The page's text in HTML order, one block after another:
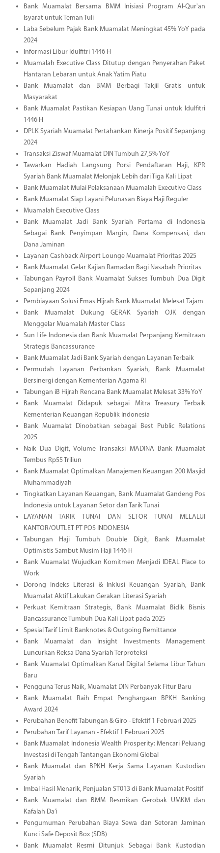
Bank Muamalat Bersama BMM Inisiasi Program Al-Qur'an
Isyarat untuk Teman Tuli
Laba Sebelum Pajak Bank Muamalat Meningkat 45% YoY pada
2024
Informasi Libur Idulfitri 1446 H
Muamalah Executive Class Ditutup dengan Penyerahan Paket
Hantaran Lebaran untuk Anak Yatim Piatu
Bank Muamalat dan BMM Berbagi Takjil Gratis untuk
Masyarakat
Bank Muamalat Pastikan Kesiapan Uang Tunai untuk Idulfitri
1446 H
DPLK Syariah Muamalat Pertahankan Kinerja Positif Sepanjang
2024
Transaksi Ziswaf Muamalat DIN Tumbuh 27,5% YoY
Tawarkan Hadiah Langsung Porsi Pendaftaran Haji, KPR
Syariah Bank Muamalat Melonjak Lebih dari Tiga Kali Lipat
Bank Muamalat Mulai Pelaksanaan Muamalah Executive Class
Bank Muamalat Siap Layani Pelunasan Biaya Haji Reguler
Muamalah Executive Class
Bank Muamalat Jadi Bank Syariah Pertama di Indonesia
Sebagai Bank Penyimpan Margin, Dana Kompensasi, dan
Dana Jaminan
Layanan Cashback Airport Lounge Muamalat Prioritas 2025
Bank Muamalat Gelar Kajian Ramadan Bagi Nasabah Prioritas
Tabungan Payroll Bank Muamalat Sukses Tumbuh Dua Digit
Sepanjang 2024
Pembiayaan Solusi Emas Hijrah Bank Muamalat Melesat Tajam
Bank Muamalat Dukung GERAK Syariah OJK dengan
Menggelar Muamalah Master Class
Sun Life Indonesia dan Bank Muamalat Perpanjang Kemitraan
Strategis Bancassurance
Bank Muamalat Jadi Bank Syariah dengan Layanan Terbaik
Permudah Layanan Perbankan Syariah, Bank Muamalat
Bersinergi dengan Kementerian Agama RI
Tabungan iB Hijrah Rencana Bank Muamalat Melesat 33% YoY
Bank Muamalat Didapuk sebagai Mitra Treasury Terbaik
Kementerian Keuangan Republik Indonesia
Bank Muamalat Dinobatkan sebagai Best Public Relations
2025
Naik Dua Digit, Volume Transaksi MADINA Bank Muamalat
Tembus Rp55 Triliun
Bank Muamalat Optimalkan Manajemen Keuangan 200 Masjid
Muhammadiyah
Tingkatkan Layanan Keuangan, Bank Muamalat Gandeng Pos
Indonesia untuk Layanan Setor dan Tarik Tunai
LAYANAN TARIK TUNAI DAN SETOR TUNAI MELALUI
KANTOR/OUTLET PT POS INDONESIA
Tabungan Haji Tumbuh Double Digit, Bank Muamalat
Optimistis Sambut Musim Haji 1446 H
Bank Muamalat Wujudkan Komitmen Menjadi IDEAL Place to
Work
Dorong Indeks Literasi & Inklusi Keuangan Syariah, Bank
Muamalat Aktif Lakukan Gerakan Literasi Syariah
Perkuat Kemitraan Strategis, Bank Muamalat Bidik Bisnis
Bancassurance Tumbuh Dua Kali Lipat pada 2025
Spesial Tarif Limit Banknotes & Outgoing Remittance
Bank Muamalat dan Insight Investments Management
Luncurkan Reksa Dana Syariah Terproteksi
Bank Muamalat Optimalkan Kanal Digital Selama Libur Tahun
Baru
Pengguna Terus Naik, Muamalat DIN Perbanyak Fitur Baru
Bank Muamalat Raih Empat Penghargaan BPKH Banking
Award 2024
Perubahan Benefit Tabungan & Giro - Efektif 1 Februari 2025
Perubahan Tarif Layanan - Efektif 1 Februari 2025
Bank Muamalat Indonesia Wealth Prosperity: Mencari Peluang
Investasi di Tengah Tantangan Ekonomi Global
Bank Muamalat dan BPKH Kerja Sama Layanan Kustodian
Syariah
Imbal Hasil Menarik, Penjualan ST013 di Bank Muamalat Positif
Bank Muamalat dan BMM Resmikan Gerobak UMKM dan
Kafalah Da’i
Pengumuman Perubahan Biaya Sewa dan Setoran Jaminan
Kunci Safe Deposit Box (SDB)
Bank Muamalat Resmi Ditunjuk Sebagai Bank Kustodian